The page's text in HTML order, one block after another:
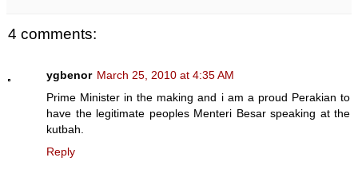
4 comments:
ygbenor March 25, 2010 at 4:35 AM
Prime Minister in the making and i am a proud Perakian to
have the legitimate peoples Menteri Besar speaking at the
kutbah.
Reply